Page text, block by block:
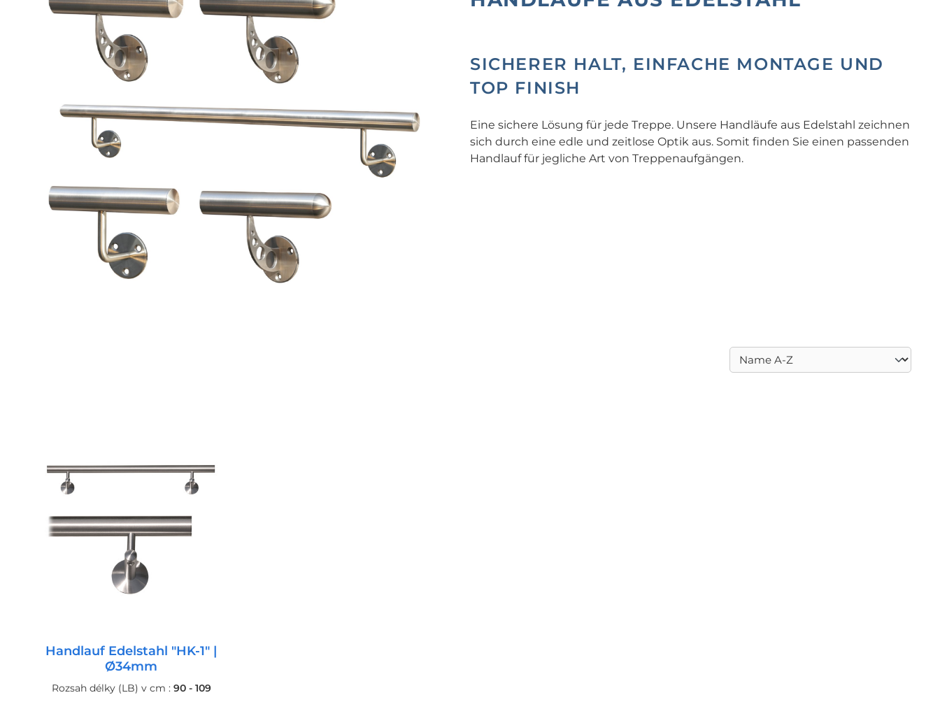
SICHERER HALT, EINFACHE MONTAGE UND
TOP FINISH
Eine sichere Lösung für jede Treppe. Unsere Handläufe aus Edelstahl zeichnen
sich durch eine edle und zeitlose Optik aus. Somit finden Sie einen passenden
Handlauf für jegliche Art von Treppenaufgängen.
Handlauf Edelstahl "HK-1" |
Ø34mm
Rozsah délky (LB) v cm : 90 - 109